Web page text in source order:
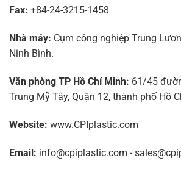
Fax: +84-24-3215-1458
Nhà máy: Cụm công nghiệp Trung
Ninh Bình.
Văn phòng TP Hồ Chí Minh: 61/45
Trung Mỹ Tây, Quận 12, thành phố Hồ
Website: www.CPIplastic.com
Email: info@cpiplastic.com -